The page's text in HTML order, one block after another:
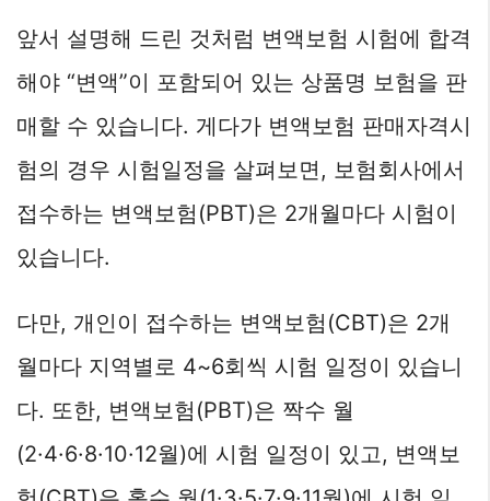
앞서 설명해 드린 것처럼 변액보험 시험에 합격
해야 “변액”이 포함되어 있는 상품명 보험을 판
매할 수 있습니다. 게다가 변액보험 판매자격시
험의 경우 시험일정을 살펴보면, 보험회사에서
접수하는 변액보험(PBT)은 2개월마다 시험이
있습니다.
다만, 개인이 접수하는 변액보험(CBT)은 2개
월마다 지역별로 4~6회씩 시험 일정이 있습니
다. 또한, 변액보험(PBT)은 짝수 월
(2·4·6·8·10·12월)에 시험 일정이 있고, 변액보